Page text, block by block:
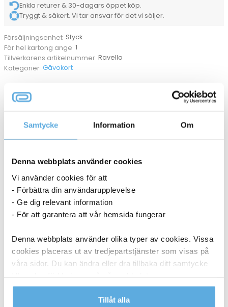
Samtycke Information Om
Denna webbplats använder cookies
Vi använder cookies för att
- Förbättra din användarupplevelse
- Ge dig relevant information
- För att garantera att vår hemsida fungerar
Denna webbplats använder olika typer av cookies. Vissa
cookies placeras ut av tredjepartstjänster som visas på
våra sidor. Du kan ändra eller dra tillbaka ditt samtycke
Läs mer i vår integritetspolicy om vilka vi är, hur du
Tillåt alla
Enkla returer & 30-dagars öppet köp.
Tryggt & säkert. Vi tar ansvar för det vi säljer.
Försäljningsenhet Styck
För hel kartong ange 1
Tillverkarens artikelnummer Ravello
Kategorier Gåvokort
ANDRA KÖPTE OCKSÅ